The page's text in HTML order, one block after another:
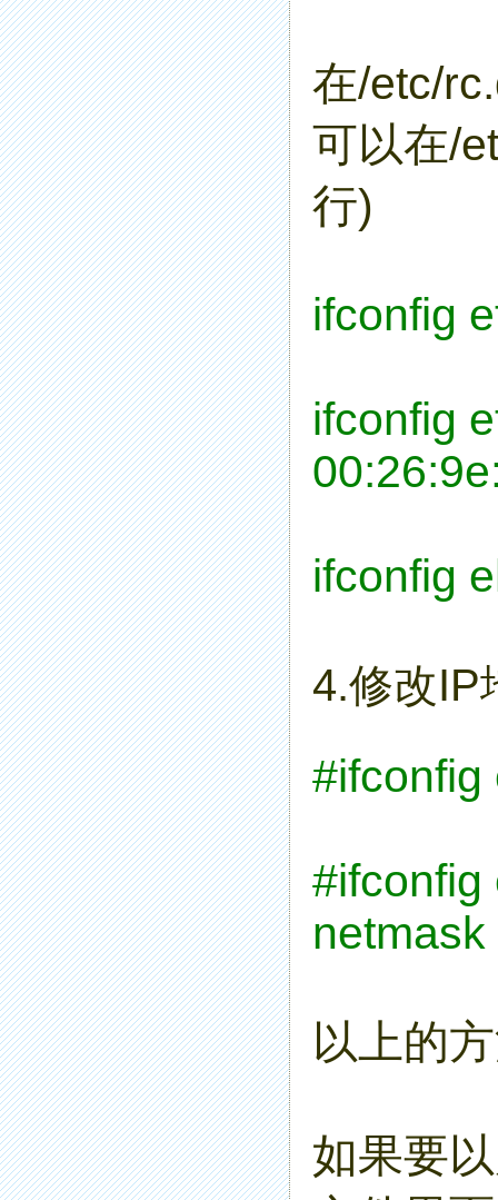
在/etc/
可以在/
行)
ifconfig
ifconfig
ifconfig
4.修改IP
#ifconfig
#ifconfig
以上的
如果要